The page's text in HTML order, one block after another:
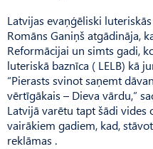
Latvijas evaņģēliski
Romāns Ganiņš atgādināja,
Reformācijai un simts gadi,
luteriskā baznīca ( LELB) kā
“Pierasts svinot saņemt
vērtīgākais – Dieva vārdu,”
Latvijā varētu tapt šādi
vairākiem gadiem, kad,
reklāmas .